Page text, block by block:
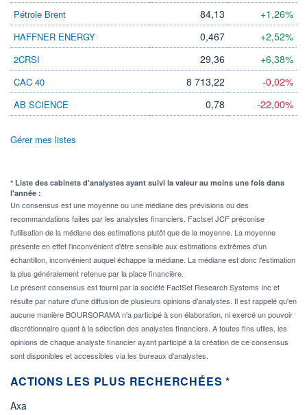
Pétrole Brent 84,13 +1,26%
HAFFNER ENERGY 0,467 +2,52%
2CRSI 29,36 +6,38%
CAC 40 8 713,22 -0,02%
AB SCIENCE 0,78 -22,00%
Gérer mes listes
* Liste des cabinets d'analystes ayant suivi la valeur au moins une fois dans
l'année :
Un consensus est une moyenne ou une médiane des prévisions ou des
recommandations faites par les analystes financiers. Factset JCF préconise
l'utilisation de la médiane des estimations plutôt que de la moyenne. La moyenne
présente en effet l'inconvénient d'être sensible aux estimations extrêmes d'un
échantillon, inconvénient auquel échappe la médiane. La médiane est donc l'estimation
la plus généralement retenue par la place financière.
Le présent consensus est fourni par la société FactSet Research Systems Inc et
résulte par nature d'une diffusion de plusieurs opinions d'analystes. Il est rappelé qu'en
aucune manière BOURSORAMA n'a participé à son élaboration, ni exercé un pouvoir
discrétionnaire quant à la sélection des analystes financiers. A toutes fins utiles, les
opinions de chaque analyste financier ayant participé à la création de ce consensus
sont disponibles et accessibles via les bureaux d'analystes.
ACTIONS LES PLUS RECHERCHÉES *
Axa